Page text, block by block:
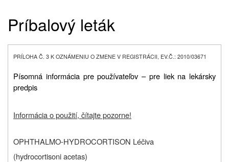
Príbalový leták
PRÍLOHA Č. 3 K OZNÁMENIU O ZMENE V REGISTRÁCII, EV.Č.: 2010/03671
Písomná informácia pre používateľov – pre liek na lekársky
predpis
Informácia o použití, čítajte pozorne!
OPHTHALMO-HYDROCORTISON Léčiva
(hydrocortisoni acetas)